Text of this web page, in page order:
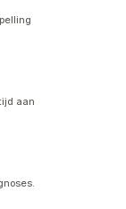
aan